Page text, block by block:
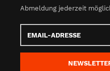
Abmeldung jederzeit
Adresse